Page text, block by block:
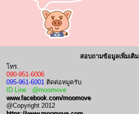
สอบถามข้อมูลเพิ่มเติม
โทร.
090-951-6006
095-961-6001 ติดต่อหมูครับ
ID Line : @moomove
www.facebook.com/moomove
@Copyright 2012